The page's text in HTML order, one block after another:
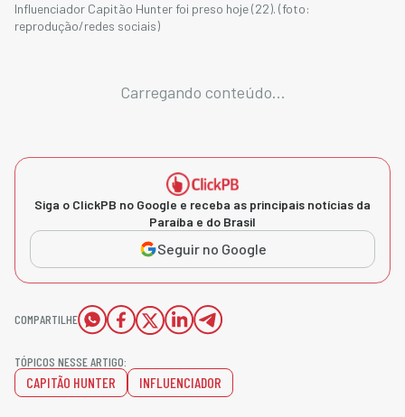
Influenciador Capitão Hunter foi preso hoje (22). (foto:
reprodução/redes sociais)
Carregando conteúdo...
Siga o ClickPB no Google e receba as principais notícias da
Paraíba e do Brasil
Seguir no Google
COMPARTILHE
TÓPICOS NESSE ARTIGO:
CAPITÃO HUNTER INFLUENCIADOR